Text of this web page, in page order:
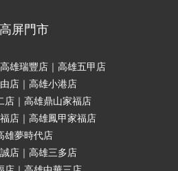
高屏門市
雄瑞豐店｜高雄五甲店
店｜高雄小港店
店｜高雄鼎山家福店
店｜高雄鳳甲家福店
雄夢時代店
店｜高雄三多店